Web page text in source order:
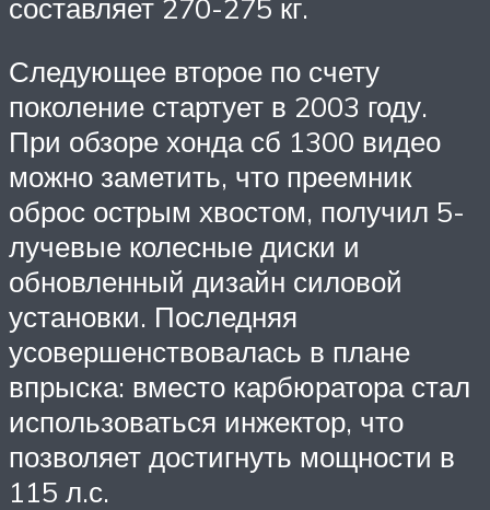
составляет 270-275 кг.
Следующее второе по счету
поколение стартует в 2003 году.
При обзоре хонда сб 1300 видео
можно заметить, что преемник
оброс острым хвостом, получил 5-
лучевые колесные диски и
обновленный дизайн силовой
установки. Последняя
усовершенствовалась в плане
впрыска: вместо карбюратора стал
использоваться инжектор, что
позволяет достигнуть мощности в
115 л.с.